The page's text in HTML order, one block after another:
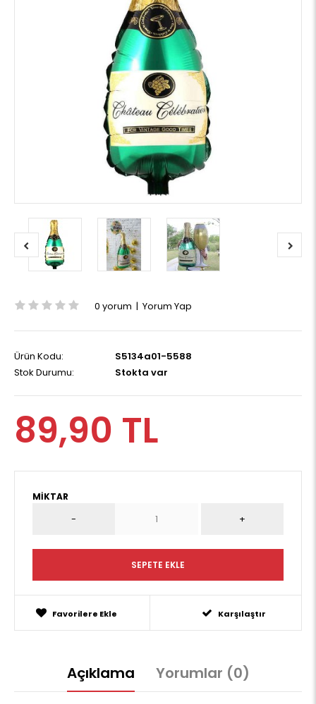
0 yorum | Yorum Yap
Ürün Kodu:
S5134a01-5588
Stok Durumu:
Stokta var
89,90 TL
MIKTAR
Favorilere Ekle Karşılaştır
Açıklama Yorumlar (0)